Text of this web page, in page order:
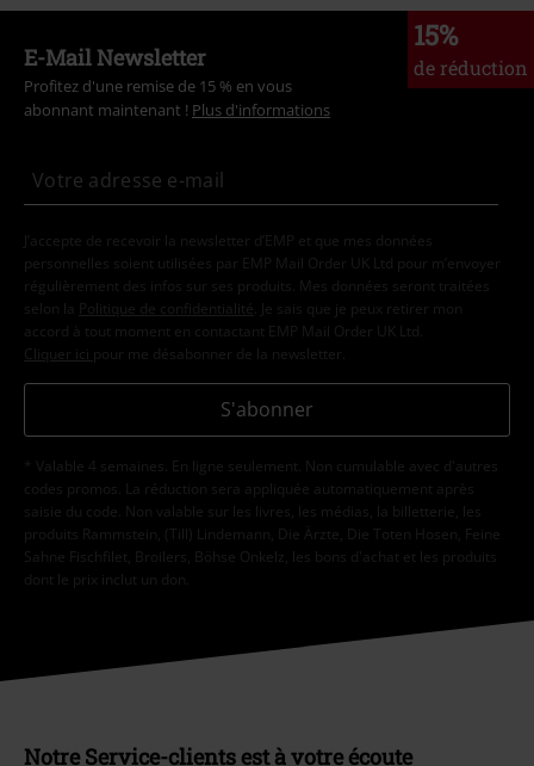
15%
de réduction
E-Mail Newsletter
Profitez d'une remise de 15 % en vous
abonnant maintenant ! Plus d'informations
J’accepte de recevoir la newsletter d’EMP et que mes données
personnelles soient utilisées par EMP Mail Order UK Ltd pour m’envoyer
régulièrement des infos sur ses produits. Mes données seront traitées
selon la
Politique de confidentialité . Je sais que je peux retirer mon
accord à tout moment en contactant EMP Mail Order UK Ltd.
Cliquer ici pour me désabonner de la newsletter.
S'abonner
* Valable 4 semaines. En ligne seulement. Non cumulable avec d'autres
codes promos. La réduction sera appliquée automatiquement après
saisie du code. Non valable sur les livres, les médias, la billetterie, les
produits Rammstein, (Till) Lindemann, Die Ärzte, Die Toten Hosen, Feine
Sahne Fischfilet, Broilers, Böhse Onkelz, les bons d'achat et les produits
dont le prix inclut un don.
Notre Service-clients est à votre écoute